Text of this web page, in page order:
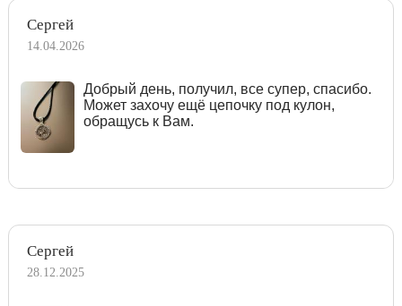
Сергей
14.04.2026
Добрый день, получил, все супер, спасибо.
Может захочу ещё цепочку под кулон,
обращусь к Вам.
Сергей
28.12.2025